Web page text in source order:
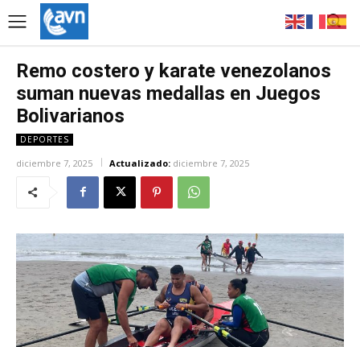
Remo costero y karate venezolanos
suman nuevas medallas en Juegos
Bolivarianos
DEPORTES
diciembre 7, 2025 Actualizado: diciembre 7, 2025